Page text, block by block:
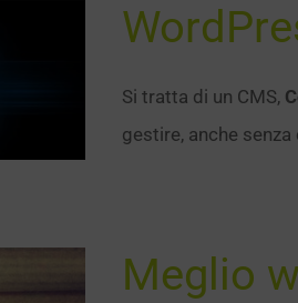
Si tratta di un CMS,
gestire, anche
Meglio